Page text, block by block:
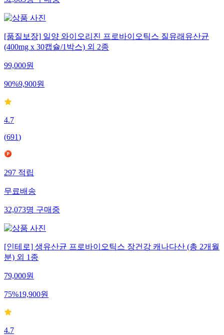
32,065명구매중
[품질보장] 일양 와이오리진 프로바이오틱스 질유래유산균
(400mg x 30캡슐/1박스) 외 2종
99,000원
90%9,900원
4.7
(691)
297적립
무료배송
32,073명구매중
[인테로] 생유산균 프로바이오틱스 장건강 캐나다산 (총 2개월
분) 외 1종
79,000원
75%19,900원
4.7